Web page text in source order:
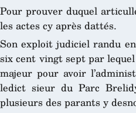
Pour prouver duquel
les actes cy après dattés.
Son exploit judiciel randu
six cent vingt sept par
majeur pour avoir
ledict sieur du Parc
plusieurs des parants y